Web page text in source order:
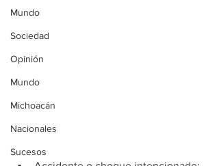
Mundo
Sociedad
Opinión
Mundo
Michoacán
Nacionales
Sucesos